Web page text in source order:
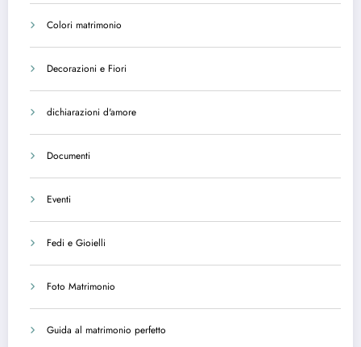
Colori matrimonio
Decorazioni e Fiori
dichiarazioni d'amore
Documenti
Eventi
Fedi e Gioielli
Foto Matrimonio
Guida al matrimonio perfetto